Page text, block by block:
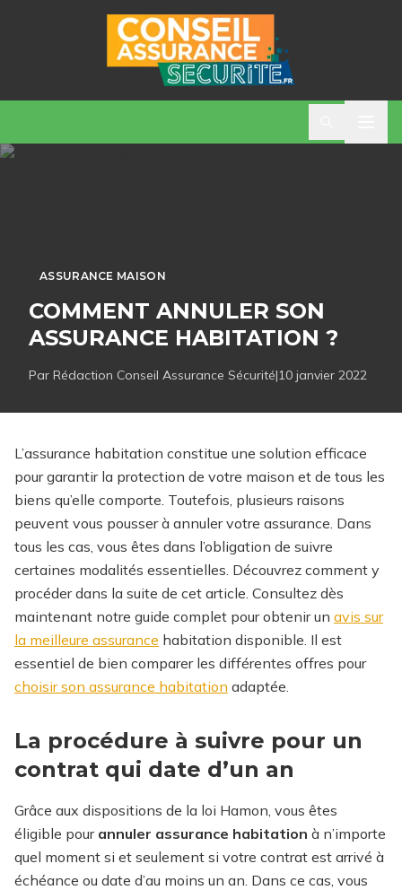
ASSURANCE MAISON
COMMENT ANNULER SON
ASSURANCE HABITATION ?
Par Rédaction Conseil Assurance Sécurité|10 janvier 2022
L’assurance habitation constitue une solution efficace
pour garantir la protection de votre maison et de tous les
biens qu’elle comporte. Toutefois, plusieurs raisons
peuvent vous pousser à annuler votre assurance. Dans
tous les cas, vous êtes dans l’obligation de suivre
certaines modalités essentielles. Découvrez comment y
procéder dans la suite de cet article. Consultez dès
maintenant notre guide complet pour obtenir un avis sur
la meilleure assurance habitation disponible. Il est
essentiel de bien comparer les différentes offres pour
choisir son assurance habitation adaptée.
La procédure à suivre pour un
contrat qui date d’un an
Grâce aux dispositions de la loi Hamon, vous êtes
éligible pour annuler assurance habitation à n’importe
quel moment si et seulement si votre contrat est arrivé à
échéance ou date d’au moins un an. Dans ce cas, vous